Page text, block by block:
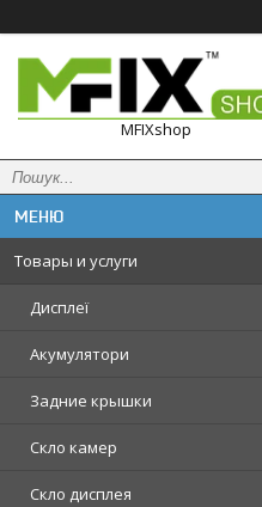
MFIXshop
Товары и услуги
Дисплеї
Акумулятори
Задние крышки
Скло камер
Скло дисплея